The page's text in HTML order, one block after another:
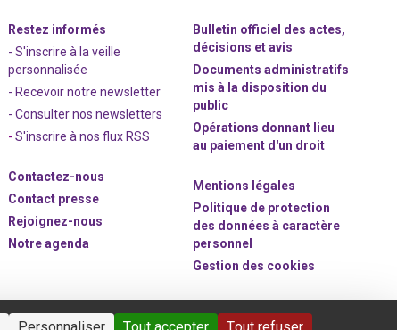
Restez informés
- S'inscrire à la veille
personnalisée
- Recevoir notre newsletter
- Consulter nos newsletters
-S'inscrire à nos flux RSS
Contactez-nous
Contact presse
Rejoignez-nous
Notre agenda
Bulletin officiel des actes,
décisions et avis
Documents administratifs
mis à la disposition du
public
Opérations donnant lieu
au paiement d'un droit
Mentions légales
Politique de protection
des données à caractère
personnel
Gestion des cookies